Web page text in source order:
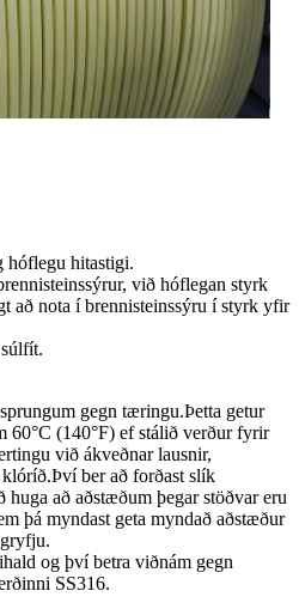
hitastigi.
við hóflegan styrk
að nota í brennisteinssýru í styrk yfir
gegn tæringu.Þetta getur
(140°F) ef stálið verður fyrir
við ákveðnar lausnir,
ber að forðast slík
að aðstæðum þegar stöðvar eru
þá myndast geta myndað aðstæður
og því betra viðnám gegn
SS316.